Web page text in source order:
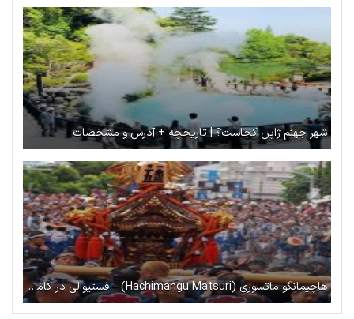
شهر جهنم ژاپن کجاست؟ | تاریخچه + آدرس و مشخصات
هاچیمانگو ماتسوری (Hachimangu Matsuri) – فستیوالی در کاماکورا با مراسم شینتو